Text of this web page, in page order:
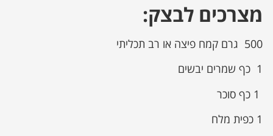
מצרכים לבצק:
500 גרם קמח פיצה או רב תכליתי
1 כף שמרים יבשים
1 כפית מלח